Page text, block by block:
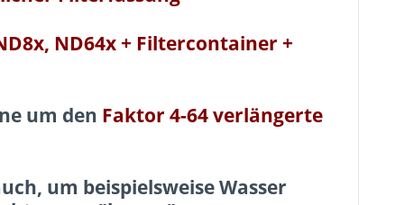
ND64x + Filtercontainer +
um den Faktor 4-64 verlängerte
um beispielsweiseWasser